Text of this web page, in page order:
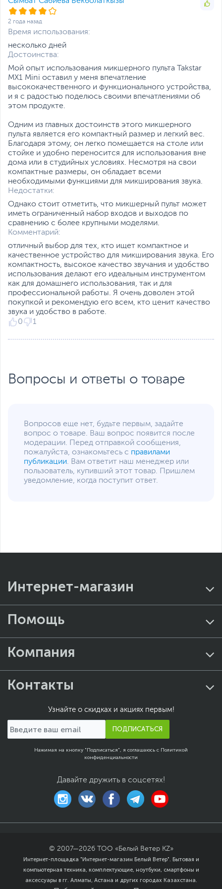
2 года назад
Время использования:
несколько дней
Достоинства:
Мой опыт использования микшерного пульта Takstar
MX1 Mini оставил у меня впечатление
высококачественного и функционального устройства,
и я с радостью поделюсь своими впечатлениями об
этом продукте.
Одним из главных достоинств этого микшерного
пульта является его компактный размер и легкий вес.
Благодаря этому, он легко помещается на столе или
стойке и удобно переносится для использования вне
дома или в студийных условиях. Несмотря на свои
компактные размеры, он обладает всеми
необходимыми функциями для микширования звука.
Недостатки:
Однако стоит отметить, что микшерный пульт может
иметь ограниченный набор входов и выходов по
сравнению с более крупными моделями.
Комментарий:
отличный выбор для тех, кто ищет компактное и
качественное устройство для микширования звука. Его
компактность, высокое качество звучания и удобство
использования делают его идеальным инструментом
как для домашнего использования, так и для
профессиональной работы. Я очень доволен этой
покупкой и рекомендую его всем, кто ценит качество
звука и удобство в работе.
0
1
Вопросы и ответы о товаре
Вопросов еще нет, будьте первым, задайте
вопрос о товаре. Ваш вопрос появится после
модерации. Перед отправкой сообщения,
пожалуйста, ознакомьтесь с правилами
публикации. Вам ответит наш менеджер или
пользователь, купивший этот товар. Пришлем
уведомление, когда поступит ответ.
Интернет-магазин
Помощь
Компания
Контакты
Узнайте о скидках и акциях первым!
ПОДПИСАТЬСЯ
Нажимая на кнопку "Подписаться", я соглашаюсь с Политикой
конфиденциальности
Давайте дружить в соцсетях!
© 2007—2026
ТОО «Белый Ветер KZ»
Интернет-площадка "Интернет-магазин Белый Ветер". Бытовая и
компьютерная техника, комплектующие, ноутбуки, смартфоны и
аксессуары в гг. Алматы, Астана и других городах Казахстана.